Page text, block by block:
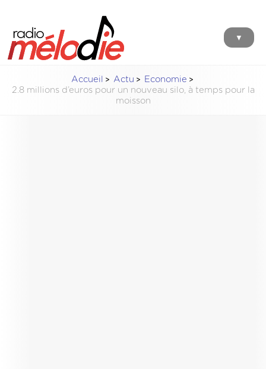
▼
Accueil Actu
Economie
2.8 millions d’euros pour un nouveau silo, à temps pour la
moisson